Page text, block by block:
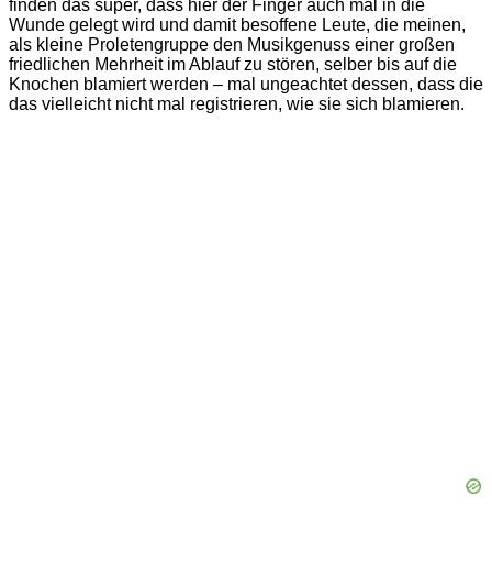
finden das super, dass hier der Finger auch mal in die
Wunde gelegt wird und damit besoffene Leute, die meinen,
als kleine Proletengruppe den Musikgenuss einer großen
friedlichen Mehrheit im Ablauf zu stören, selber bis auf die
Knochen blamiert werden – mal ungeachtet dessen, dass die
das vielleicht nicht mal registrieren, wie sie sich blamieren.